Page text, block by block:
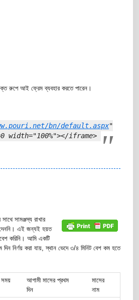
রুপে আই ফ্রেম ব্যবহার করতে পারেন।
bn/default.aspx"
width="100%"></iframe>
সামঞ্জস্য রাখার
দেননি। এই জন্যই হয়ত
করিনি। আমি একটি
নির্ণয় করা যায়, স্থান ভেদে ৩/৪ মিনিট বেশ কম হতে
সময়
আগামী মাসের প্রথম
দিন
মাসের
নাম